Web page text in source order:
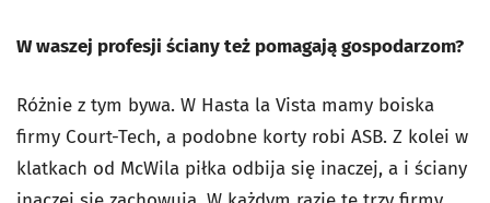
W waszej profesji ściany też pomagają gospodarzom?
Różnie z tym bywa. W Hasta la Vista mamy boiska
firmy Court-Tech, a podobne korty robi ASB. Z kolei w
klatkach od McWila piłka odbija się inaczej, a i ściany